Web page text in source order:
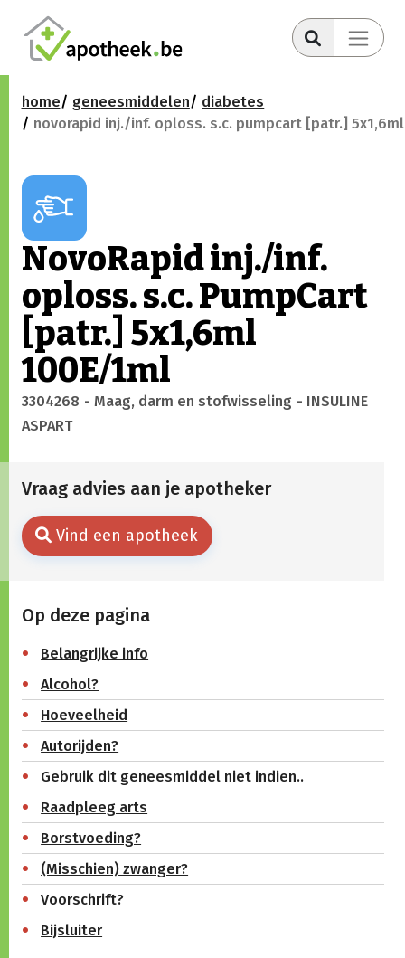
home geneesmiddelen
diabetes
novorapid inj./inf. oploss. s.c. pumpcart [patr.]
NovoRapid inj./inf.
oploss. s.c. PumpCart
[patr.] 5x1,6ml
100E/1ml
3304268 - Maag, darm en stofwisseling - INSULINE
ASPART
Vraag advies aan je apotheker
Vind een apotheek
Op deze pagina
Belangrijke info
Alcohol?
Hoeveelheid
Autorijden?
Gebruik dit geneesmiddel niet indien..
Raadpleeg arts
Borstvoeding?
(Misschien) zwanger?
Voorschrift?
Bijsluiter